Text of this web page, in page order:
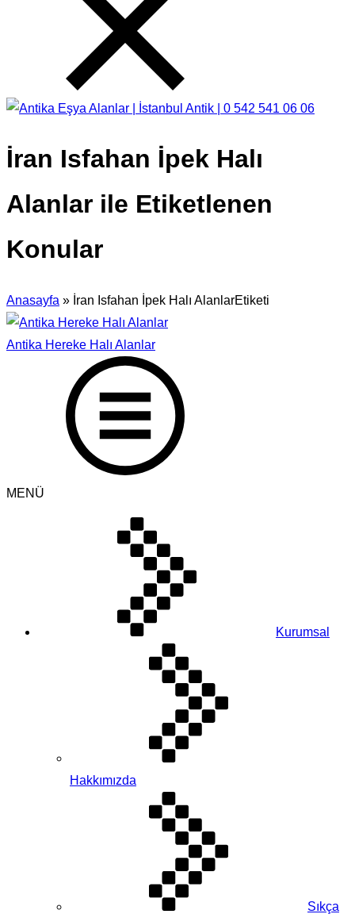
İran Isfahan İpek Halı
Alanlar ile Etiketlenen
Konular
Anasayfa » İran Isfahan İpek Halı AlanlarEtiketi
Antika Hereke Halı Alanlar
MENÜ
Kurumsal
Hakkımızda
Sıkça